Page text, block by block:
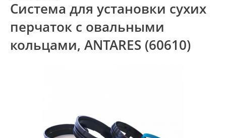
Система для установки сухих
перчаток с овальными
кольцами, ANTARES (60610)